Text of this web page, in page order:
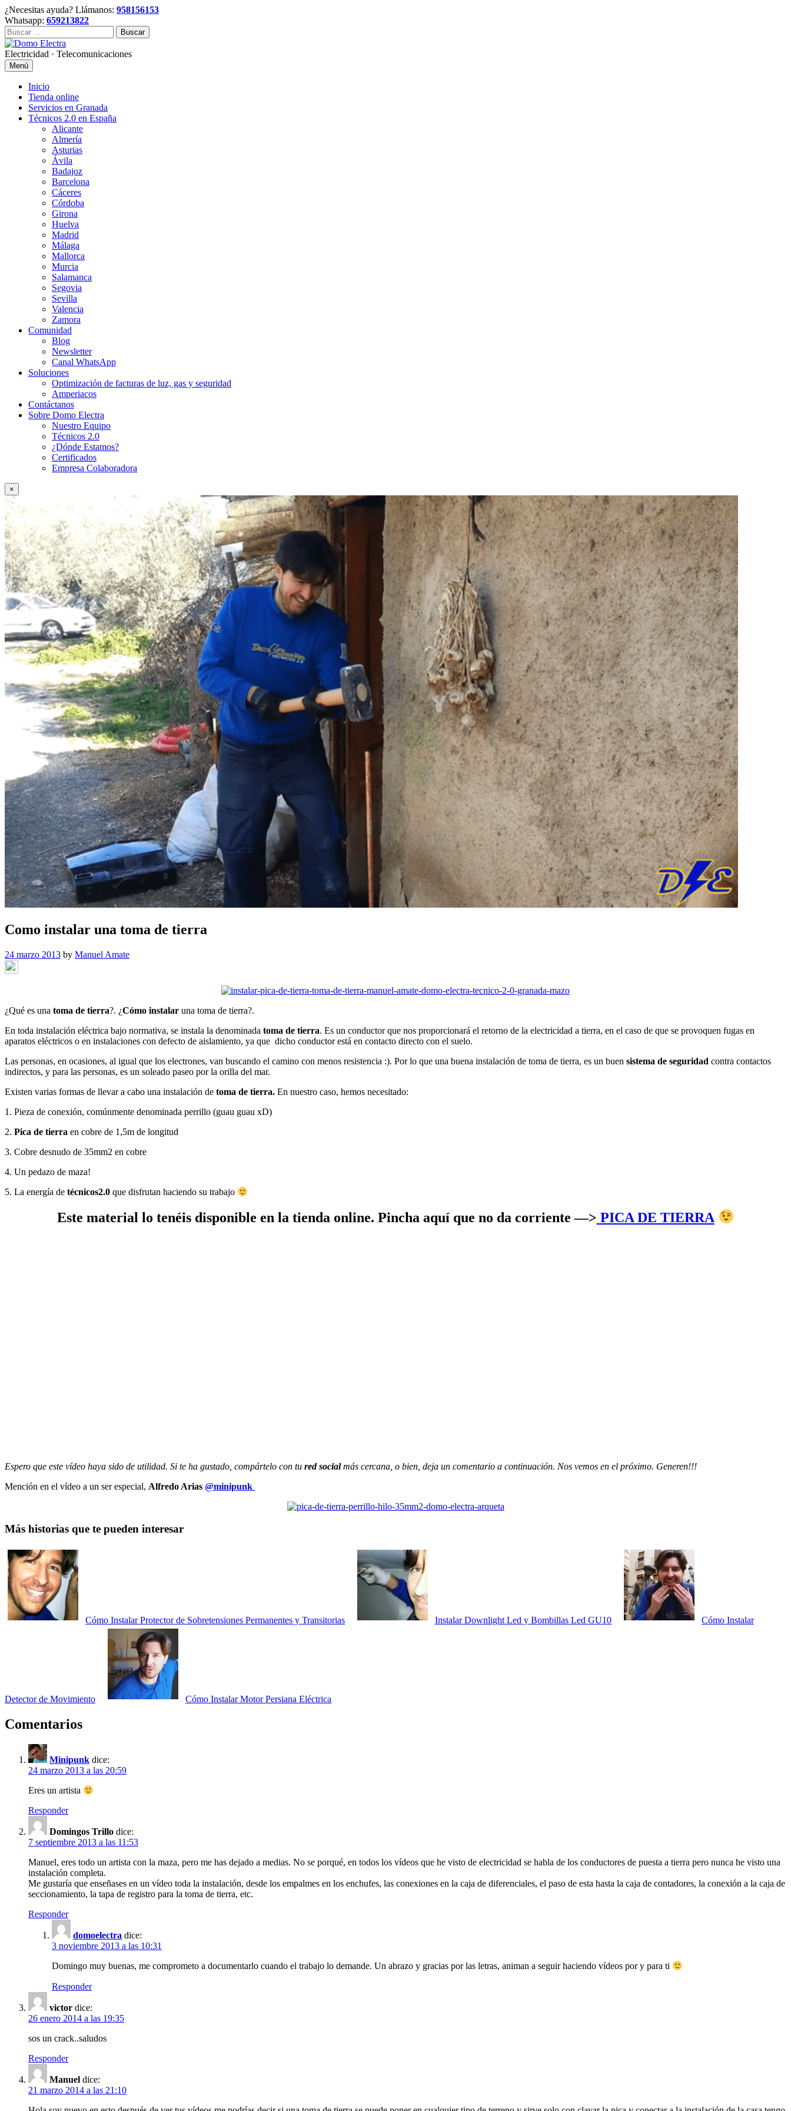
Skip
to
content
¿Necesitas ayuda? Llámanos: 958156153
Whatsapp: 659213822
Buscar:
Electricidad · Telecomunicaciones
Menú
Inicio
Tienda online
Servicios en Granada
Técnicos 2.0 en España
Alicante
Almería
Asturias
Ávila
Badajoz
Barcelona
Cáceres
Córdoba
Girona
Huelva
Madrid
Málaga
Mallorca
Murcia
Salamanca
Segovia
Sevilla
Valencia
Zamora
Comunidad
Blog
Newsletter
Canal WhatsApp
Soluciones
Optimización de facturas de luz, gas y seguridad
Amperiacos
Contáctanos
Sobre Domo Electra
Nuestro Equipo
Técnicos 2.0
¿Dónde Estamos?
Certificados
Empresa Colaboradora
×
Como instalar una toma de tierra
24 marzo 2013 by Manuel Amate
¿Qué es una toma de tierra?. ¿Cómo instalar una toma de tierra?.
En toda instalación eléctrica bajo normativa, se instala la denominada toma de tierra. Es un conductor que nos proporcionará el retorno de la electricidad a tierra, en el caso de que se provoquen fugas en
aparatos eléctricos o en instalaciones con defecto de aislamiento, ya que dicho conductor está en contacto directo con el suelo.
Las personas, en ocasiones, al igual que los electrones, van buscando el camino con menos resistencia :). Por lo que una buena instalación de toma de tierra, es un buen sistema de seguridad contra contactos
indirectos, y para las personas, es un soleado paseo por la orilla del mar.
Existen varias formas de llevar a cabo una instalación de toma de tierra. En nuestro caso, hemos necesitado:
1. Pieza de conexión, comúnmente denominada perrillo (guau guau xD)
2. Pica de tierra en cobre de 1,5m de longitud
3. Cobre desnudo de 35mm2 en cobre
4. Un pedazo de maza!
5. La energía de técnicos2.0 que disfrutan haciendo su trabajo
Este material lo tenéis disponible en la tienda online. Pincha aquí que no da corriente —> PICA DE TIERRA
Espero que este vídeo haya sido de utilidad. Si te ha gustado, compártelo con tu red socialmás cercana, o bien, deja un comentario a continuación. Nos vemos en el próximo. Generen!!!
Mención en el vídeo a un ser especial, Alfredo Arias @minipunk
Más historias que te pueden interesar
Cómo Instalar Protector de Sobretensiones Permanentes y Transitorias Instalar Downlight Led y Bombillas Led GU10 Cómo Instalar
Detector de Movimiento Cómo Instalar Motor Persiana Eléctrica
Comentarios
Minipunk dice:
24 marzo 2013 a las 20:59
Eres un artista
Responder
Domingos Trillo dice:
7 septiembre 2013 a las 11:53
Manuel, eres todo un artista con la maza, pero me has dejado a medias. No se porqué, en todos los vídeos que he visto de electricidad se habla de los conductores de puesta a tierra pero nunca he visto una
instalación completa.
Me gustaría que enseñases en un vídeo toda la instalación, desde los empalmes en los enchufes, las conexiones en la caja de diferenciales, el paso de esta hasta la caja de contadores, la conexión a la caja de
seccionamiento, la tapa de registro para la toma de tierra, etc.
Responder
domoelectra dice:
3 noviembre 2013 a las 10:31
Domingo muy buenas, me comprometo a documentarlo cuando el trabajo lo demande. Un abrazo y gracias por las letras, animan a seguir haciendo vídeos por y para ti
Responder
victor dice:
26 enero 2014 a las 19:35
sos un crack..saludos
Responder
Manuel dice:
21 marzo 2014 a las 21:10